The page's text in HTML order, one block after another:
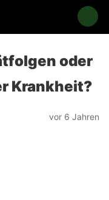
oder
Krankheit?
vor 6 Jahren